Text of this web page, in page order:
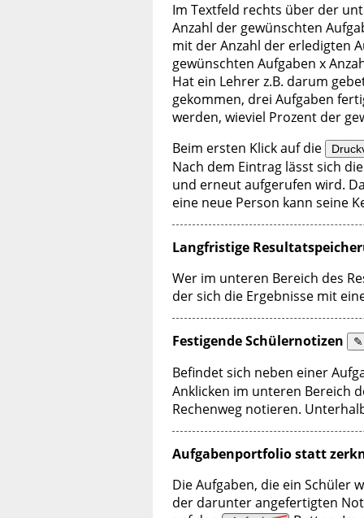
Im Textfeld rechts über der
Anzahl der gewünschten
mit der Anzahl der erledigten
gewünschten Aufgaben x
Hat ein Lehrer z.B. darum
gekommen, drei Aufgaben
werden, wieviel Prozent der
Beim ersten Klick auf die
Nach dem Eintrag lässt sich
und erneut aufgerufen wird.
eine neue Person kann seine
Langfristige
Wer im unteren Bereich des
der sich die Ergebnisse mit
Festigende Schülernotizen ✎
Befindet sich neben einer
Anklicken im unteren Bereich
Rechenweg notieren.
Aufgabenportfolio statt
Die Aufgaben, die ein Schüler
der darunter angefertigten